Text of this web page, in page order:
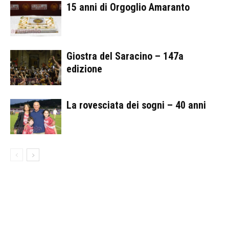
15 anni di Orgoglio Amaranto
Giostra del Saracino – 147a
edizione
La rovesciata dei sogni – 40 anni